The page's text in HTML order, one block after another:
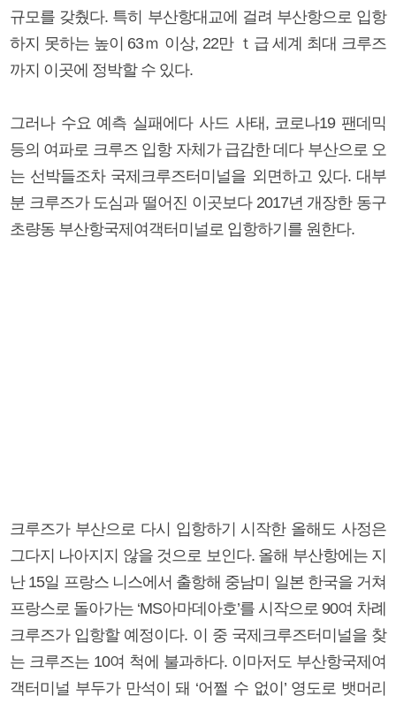
규모를 갖췄다. 특히 부산항대교에 걸려 부산항으로 입항
하지 못하는 높이 63ｍ 이상, 22만 ｔ급 세계 최대 크루즈
까지 이곳에 정박할 수 있다.
그러나 수요 예측 실패에다 사드 사태, 코로나19 팬데믹
등의 여파로 크루즈 입항 자체가 급감한 데다 부산으로 오
는 선박들조차 국제크루즈터미널을 외면하고 있다. 대부
분 크루즈가 도심과 떨어진 이곳보다 2017년 개장한 동구
초량동 부산항국제여객터미널로 입항하기를 원한다.
크루즈가 부산으로 다시 입항하기 시작한 올해도 사정은
그다지 나아지지 않을 것으로 보인다. 올해 부산항에는 지
난 15일 프랑스 니스에서 출항해 중남미 일본 한국을 거쳐
프랑스로 돌아가는 ‘MS아마데아호’를 시작으로 90여 차례
크루즈가 입항할 예정이다. 이 중 국제크루즈터미널을 찾
는 크루즈는 10여 척에 불과하다. 이마저도 부산항국제여
객터미널 부두가 만석이 돼 ‘어쩔 수 없이’ 영도로 뱃머리